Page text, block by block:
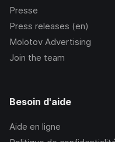
Presse
Press releases (en)
Molotov Advertising
Join the team
Besoin d'aide
Aide en ligne